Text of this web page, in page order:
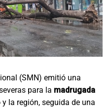
(SMN) emitió una
para la madrugada
y la región, seguida de una